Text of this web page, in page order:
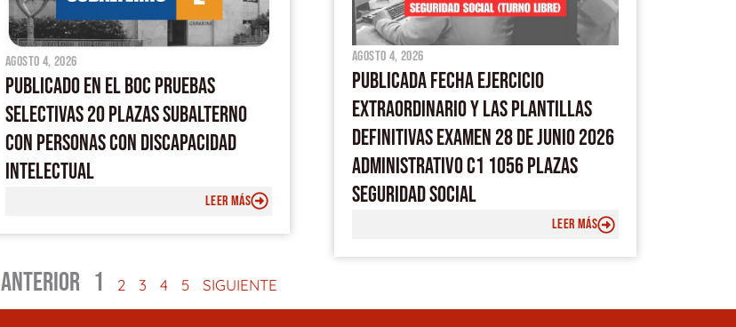
agosto 4, 2026
PUBLICADO EN EL BOC PRUEBAS
SELECTIVAS 20 PLAZAS SUBALTERNO
CON PERSONAS CON DISCAPACIDAD
INTELECTUAL
LEER MÁS
agosto 4, 2026
PUBLICADA FECHA EJERCICIO
EXTRAORDINARIO Y LAS PLANTILLAS
DEFINITIVAS EXAMEN 28 DE JUNIO 2026
ADMINISTRATIVO C1 1056 PLAZAS
SEGURIDAD SOCIAL
LEER MÁS
ANTERIOR 1 2 3 4 5 SIGUIENTE